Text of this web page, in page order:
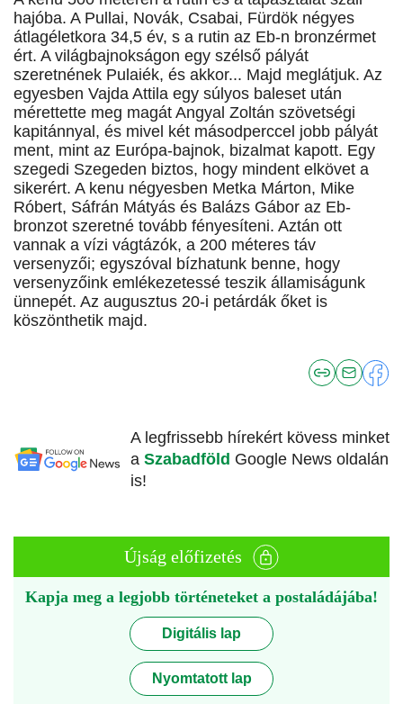
hajóba. A Pullai, Novák, Csabai, Fürdök négyes
átlagéletkora 34,5 év, s a rutin az Eb-n bronzérmet
ért. A világbajnokságon egy szélső pályát
szeretnének Pulaiék, és akkor... Majd meglátjuk. Az
egyesben Vajda Attila egy súlyos baleset után
mérettette meg magát Angyal Zoltán szövetségi
kapitánnyal, és mivel két másodperccel jobb pályát
ment, mint az Európa-bajnok, bizalmat kapott. Egy
szegedi Szegeden biztos, hogy mindent elkövet a
sikerért. A kenu négyesben Metka Márton, Mike
Róbert, Sáfrán Mátyás és Balázs Gábor az Eb-
bronzot szeretné tovább fényesíteni. Aztán ott
vannak a vízi vágtázók, a 200 méteres táv
versenyzői; egyszóval bízhatunk benne, hogy
versenyzőink emlékezetessé teszik államiságunk
ünnepét. Az augusztus 20-i petárdák őket is
köszönthetik majd.
A legfrissebb hírekért kövess minket
a Szabadföld Google News oldalán
is!
Újság előfizetés
Kapja meg a legjobb történeteket a postaládájába!
Digitális lap
Nyomtatott lap